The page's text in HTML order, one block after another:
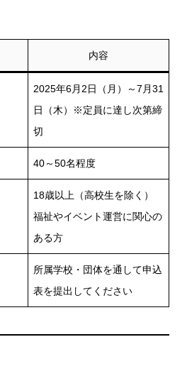
内容
2025年6月2日（月）～7月31
日（木）※定員に達し次第締
切
40～50名程度
18歳以上（高校生を除く）
福祉やイベント運営に関心の
ある方
所属学校・団体を通して申込
表を提出してください